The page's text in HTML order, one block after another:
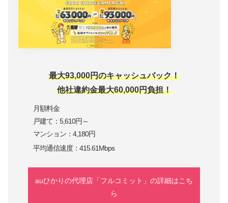
最大93,000円のキャッシュバック！
他社違約金最大60,000円負担！
月額料金
戸建て：5,610円～
マンション：4,180円
平均通信速度：415.61Mbps
auひかりの代理店「フルコミット」の詳細はこち
ら